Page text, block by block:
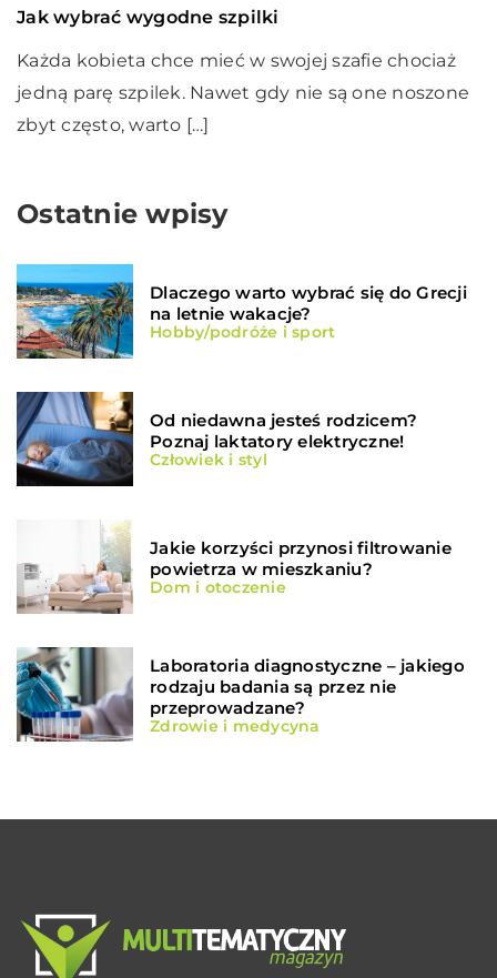
Jak wybrać wygodne szpilki
Każda kobieta chce mieć w swojej szafie chociaż
jedną parę szpilek. Nawet gdy nie są one noszone
zbyt często, warto […]
Ostatnie wpisy
Dlaczego warto wybrać się do Grecji
na letnie wakacje?
Hobby/podróże i sport
Od niedawna jesteś rodzicem?
Poznaj laktatory elektryczne!
Człowiek i styl
Jakie korzyści przynosi filtrowanie
powietrza w mieszkaniu?
Dom i otoczenie
Laboratoria diagnostyczne – jakiego
rodzaju badania są przez nie
przeprowadzane?
Zdrowie i medycyna